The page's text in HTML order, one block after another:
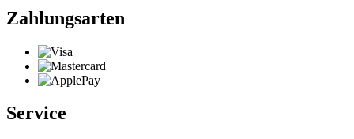
Zahlungsarten
Service